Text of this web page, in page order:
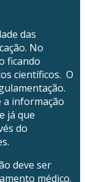
das
No
ficando
científicos. O
informação
já que
do
deve ser
médico.